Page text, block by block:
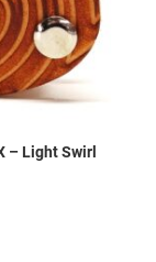
– Light Swirl